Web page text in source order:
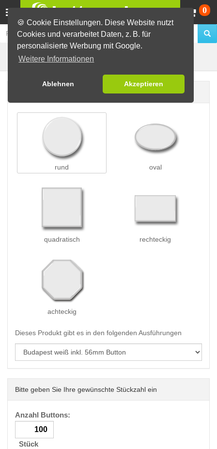
🍪 Cookie Einstellungen. Diese Website nutzt
Cookies und verarbeitet Daten, z. B. für
personalisierte Werbung mit Google.
Weitere Informationen
Ablehnen Akzeptieren
0
Buttons erstellen Preisschleifen
rund oval
quadratisch rechteckig
achteckig
Dieses Produkt gibt es in den folgenden Ausführungen
Bitte geben Sie Ihre gewünschte Stückzahl ein
Anzahl Buttons:
Stück